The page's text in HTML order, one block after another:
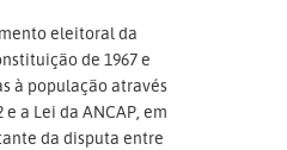
eleitoral da
de 1967 e
à população através
a Lei da ANCAP, em
da disputa entre